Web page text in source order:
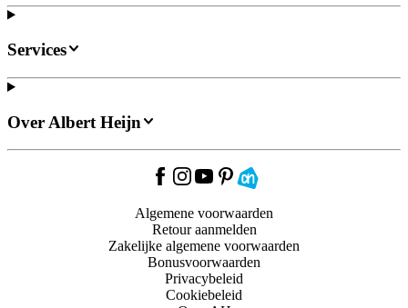
Services
Over Albert Heijn
Algemene voorwaarden
Retour aanmelden
Zakelijke algemene voorwaarden
Bonusvoorwaarden
Privacybeleid
Cookiebeleid